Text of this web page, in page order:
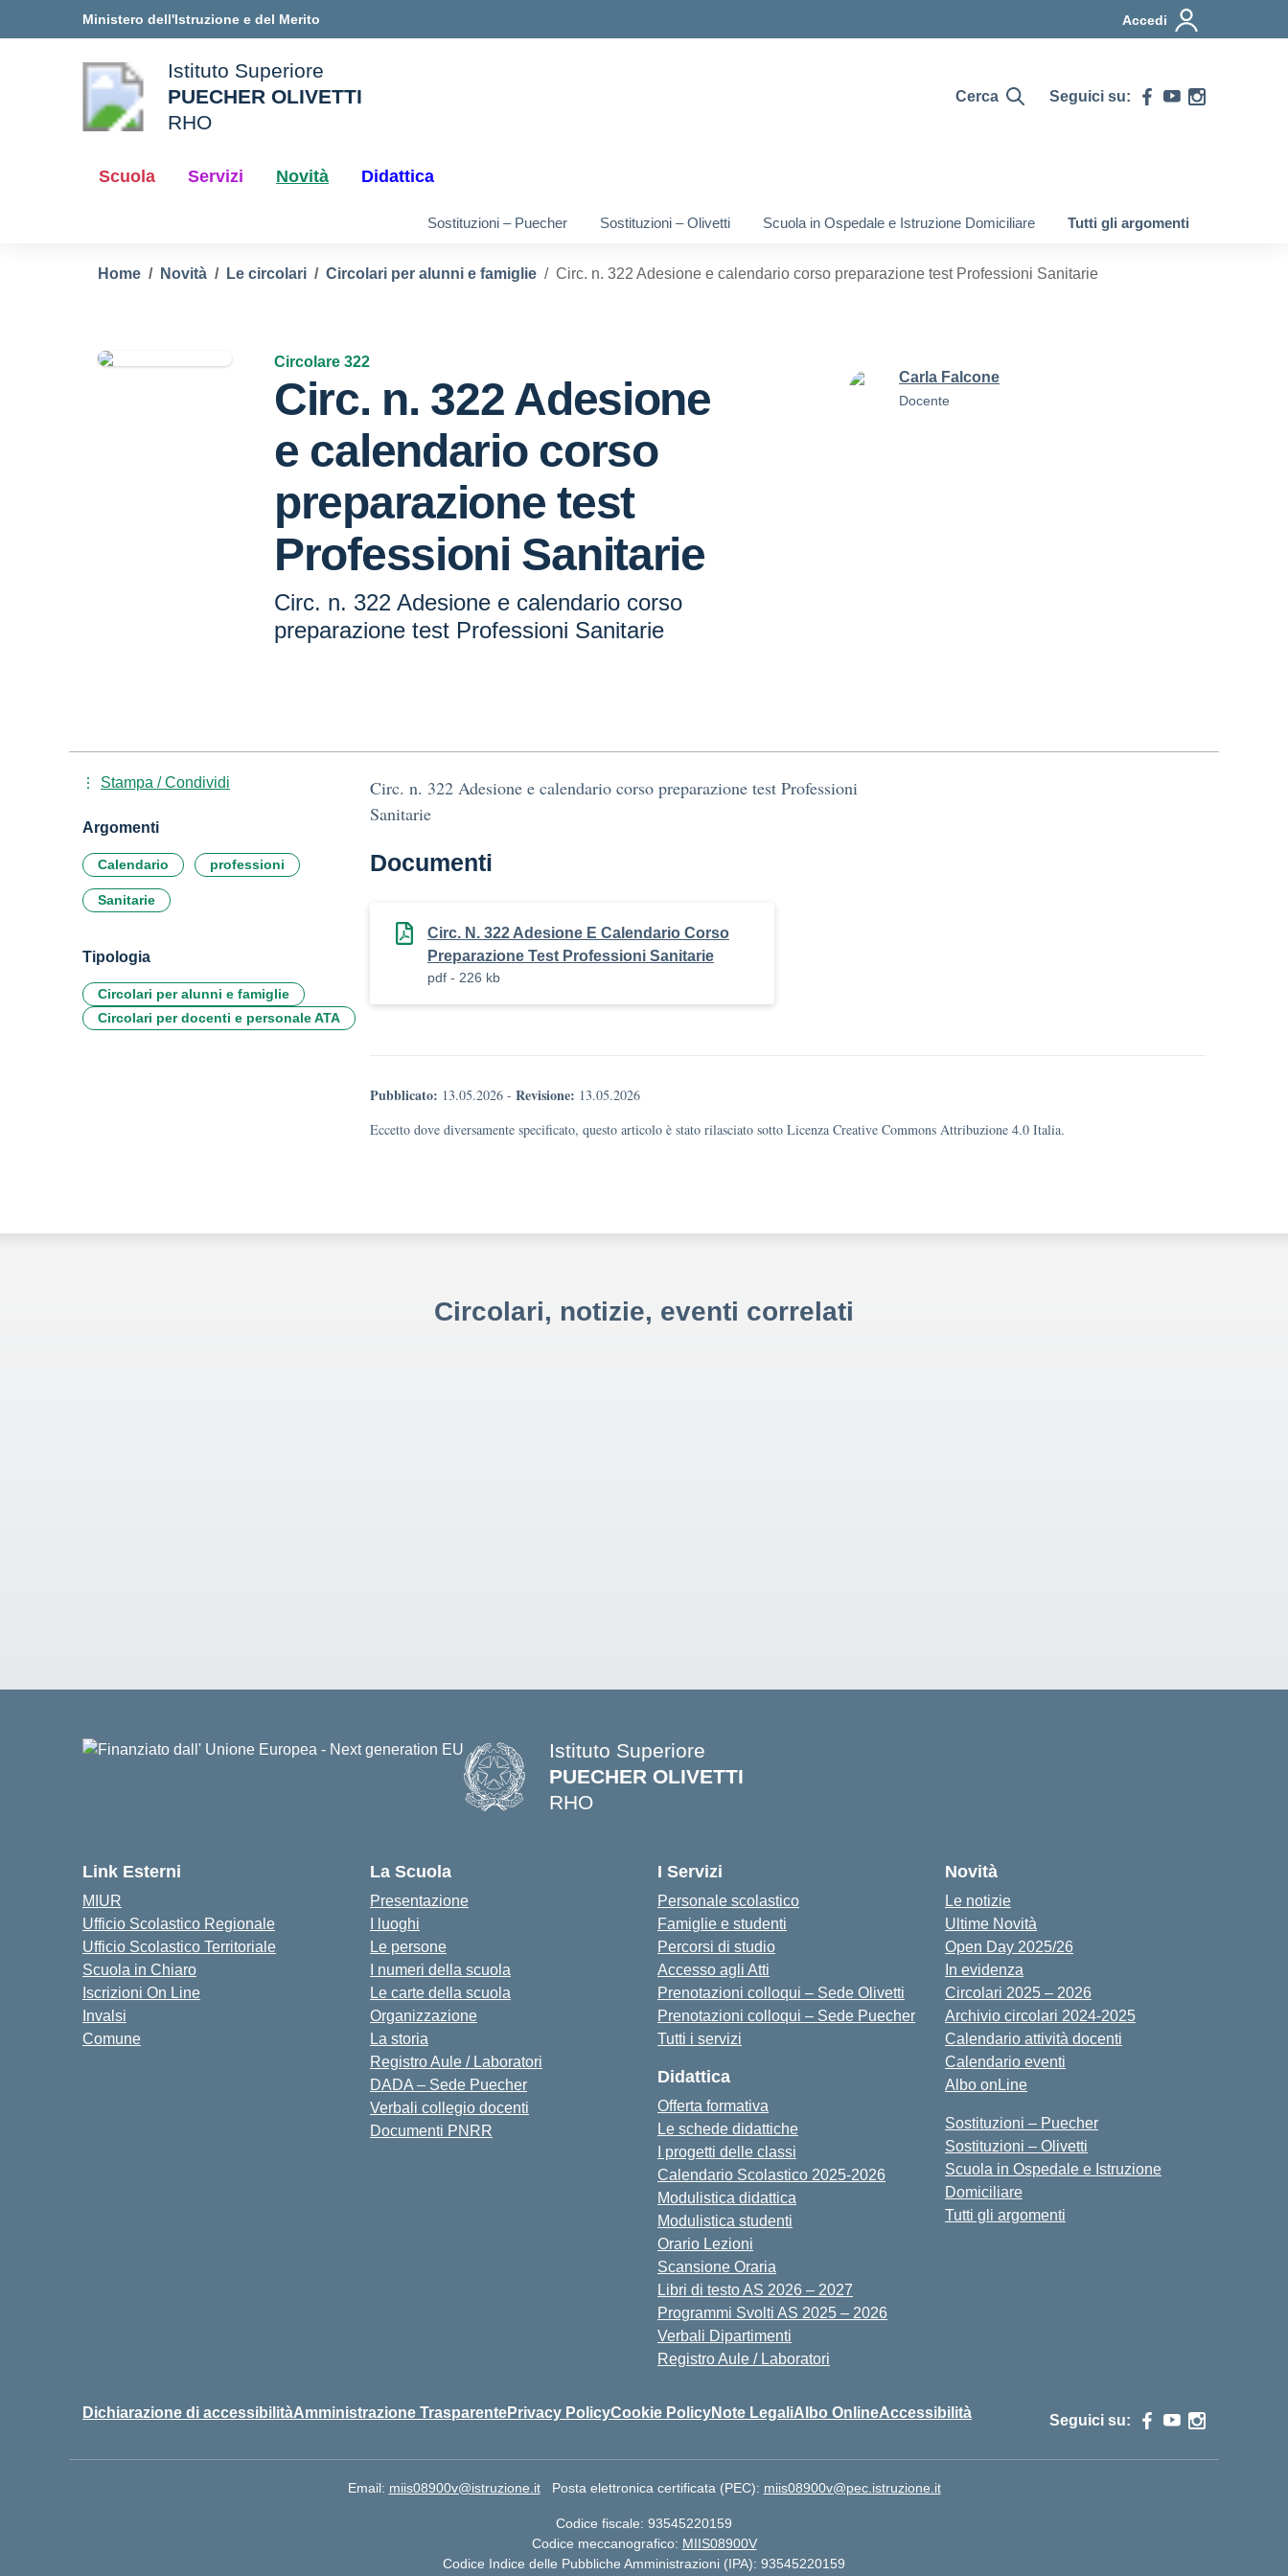
Ministero dell'Istruzione e del Merito Accedi
della scuola
Istituto Superiore
PUECHER OLIVETTI
RHO
Cerca Seguici su:
Scuola Servizi Novità Didattica
Sostituzioni – Puecher Sostituzioni – Olivetti Scuola in Ospedale e Istruzione Domiciliare Tutti gli argomenti
Home Novità Le circolari Circolari per alunni e famiglie Circ. n. 322 Adesione e calendario corso preparazione test Professioni Sanitarie
Circolare 322
Circ. n. 322 Adesione
e calendario corso
preparazione test
Professioni Sanitarie
Circ. n. 322 Adesione e calendario corso
preparazione test Professioni Sanitarie
Carla Falcone
Docente
Circ. n. 322 Adesione e calendario corso preparazione test Professioni
Sanitarie
Documenti
Circ. N. 322 Adesione E Calendario Corso
Preparazione Test Professioni Sanitarie
pdf - 226 kb
Pubblicato: 13.05.2026 - Revisione: 13.05.2026
Eccetto dove diversamente specificato, questo articolo è stato rilasciato sotto Licenza Creative Commons Attribuzione 4.0 Italia.
Stampa / Condividi
Argomenti
Calendario professioni
Sanitarie
Tipologia
Circolari per alunni e famiglie
Circolari per docenti e personale ATA
Circolari, notizie, eventi correlati
Istituto Superiore
PUECHER OLIVETTI
RHO
Link Esterni
MIUR
Ufficio Scolastico Regionale
Ufficio Scolastico Territoriale
Scuola in Chiaro
Iscrizioni On Line
Invalsi
Comune
La Scuola
Presentazione
I luoghi
Le persone
I numeri della scuola
Le carte della scuola
Organizzazione
La storia
Registro Aule / Laboratori
DADA – Sede Puecher
Verbali collegio docenti
Documenti PNRR
I Servizi
Personale scolastico
Famiglie e studenti
Percorsi di studio
Accesso agli Atti
Prenotazioni colloqui – Sede Olivetti
Prenotazioni colloqui – Sede Puecher
Tutti i servizi
Didattica
Offerta formativa
Le schede didattiche
I progetti delle classi
Calendario Scolastico 2025-2026
Modulistica didattica
Modulistica studenti
Orario Lezioni
Scansione Oraria
Libri di testo AS 2026 – 2027
Programmi Svolti AS 2025 – 2026
Verbali Dipartimenti
Registro Aule / Laboratori
Novità
Le notizie
Ultime Novità
Open Day 2025/26
In evidenza
Circolari 2025 – 2026
Archivio circolari 2024-2025
Calendario attività docenti
Calendario eventi
Albo onLine
Sostituzioni – Puecher
Sostituzioni – Olivetti
Scuola in Ospedale e Istruzione
Domiciliare
Tutti gli argomenti
Dichiarazione di accessibilitàAmministrazione TrasparentePrivacy PolicyCookie PolicyNote LegaliAlbo OnlineAccessibilità Seguici su:
Email: miis08900v@istruzione.it Posta elettronica certificata (PEC): miis08900v@pec.istruzione.it
Codice fiscale: 93545220159
Codice meccanografico: MIIS08900V
Codice Indice delle Pubbliche Amministrazioni (IPA): 93545220159